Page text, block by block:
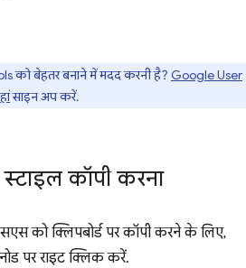
को बेहतर बनाने में मदद करनी है? Google User
साइन अप करें.
कॉपी करना
को क्लिपबोर्ड पर कॉपी करने के लिए,
पर राइट क्लिक करें.